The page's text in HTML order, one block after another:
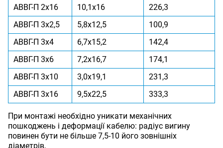
АВВГ-П 2x16
10,1x16
226,3
АВВГ-П 3x2,5
5,8x12,5
100,9
АВВГ-П 3x4
6,7x15,2
142,4
АВВГ-П 3x6
7,2x16,7
174,1
АВВГ-П 3x10
3,0x19,1
231,3
АВВГ-П 3x16
9,5x22,5 333,3
При монтажі необхідно уникати механічних
пошкоджень і деформації кабелю: радіус вигину
повинен бути не більше 7,5-10 його зовнішніх
діаметрів.